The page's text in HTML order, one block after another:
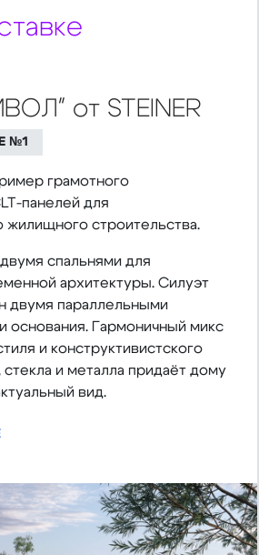
от STEINER
№1
грамотного
панелей для
жилищного строительства.
спальнями для
архитектуры. Силуэт
двумя параллельными
основания. Гармоничный микс
и конструктивистского
и металла придаёт дому
вид.